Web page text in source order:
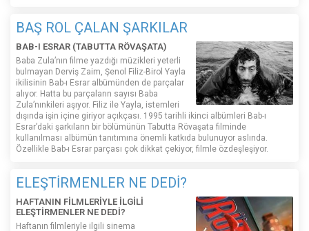
BAŞ ROL ÇALAN ŞARKILAR
BAB-I ESRAR (TABUTTA RÖVAŞATA)
Baba Zula’nın filme yazdığı müzikleri yeterli
bulmayan Derviş Zaim, Şenol Filiz-Birol Yayla
ikilisinin Bab-ı Esrar albümünden de parçalar
alıyor. Hatta bu parçaların sayısı Baba
Zula’nınkileri aşıyor. Filiz ile Yayla, istemleri
dışında işin içine giriyor açıkçası. 1995 tarihli ikinci albümleri Bab-ı
Esrar’daki şarkıların bir bölümünün Tabutta Rövaşata filminde
kullanılması albümün tanıtımına önemli katkıda bulunuyor aslında.
Özellikle Bab-ı Esrar parçası çok dikkat çekiyor, filmle özdeşleşiyor.
ELEŞTİRMENLER NE DEDİ?
HAFTANIN FİLMLERİYLE İLGİLİ
ELEŞTİRMENLER NE DEDİ?
Haftanın filmleriyle ilgili sinema